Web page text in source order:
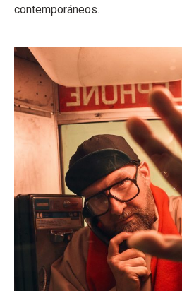
contemporáneos.